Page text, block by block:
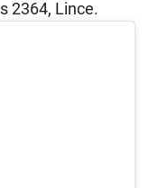
2364, Lince.